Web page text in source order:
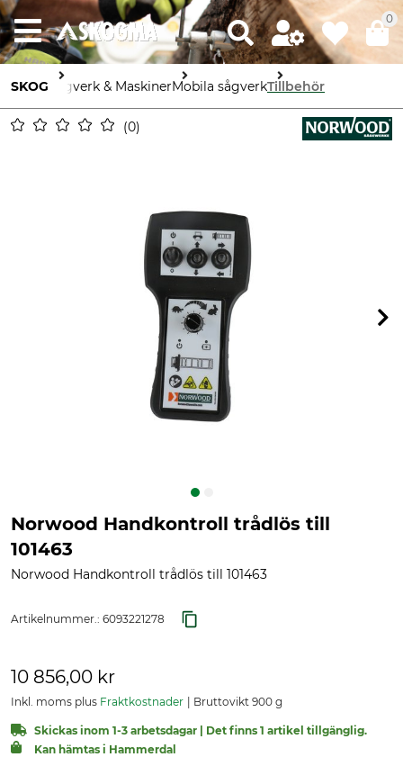
0
SKOG Sågverk & MaskinerMobila sågverkTillbehör
0
Norwood Handkontroll trådlös till
101463
Norwood Handkontroll trådlös till 101463
Artikelnummer.: 6093221278
10 856,00 kr
Inkl. moms plus Fraktkostnader Bruttovikt 900 g
Skickas inom 1-3 arbetsdagar | Det finns 1 artikel tillgänglig.
Kan hämtas i Hammerdal